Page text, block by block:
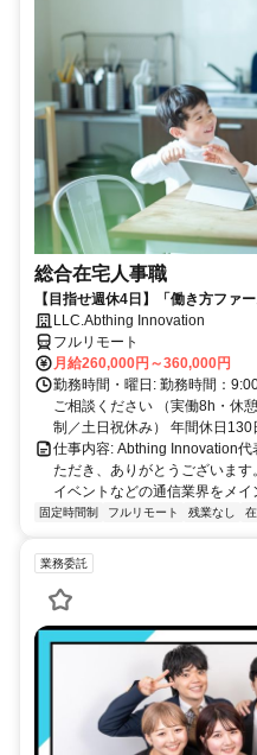
総合在宅人事職
【目指せ週休4日】「働き方ファ
て活躍する人事ポジション｜20代
LLC.Abthing Innovation
フルリモート
月給260,000円～360,000円
勤務時間・曜日: 勤務時間：
ご相談ください （実働8h・休
制／土日祝休み） 年間休日130
仕事内容: Abthing Innovation
ただき、ありがとうございま
イベントなどの通信業界をメイ
固定時間制 フルリモート 残業なし
業務委託